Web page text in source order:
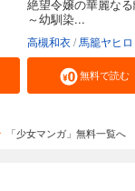
絶望令嬢の華麗な
～幼馴染...
高槻和衣 馬籠ヤヒロ
無料で読む
「少女マンガ」無料一覧へ